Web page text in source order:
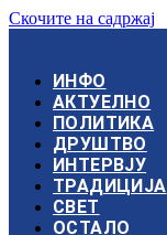
Скочите на садржај
ИНФО
АКТУЕЛНО
ПОЛИТИКА
ДРУШТВО
ИНТЕРВЈУ
ТРАДИЦИЈА
СВЕТ
ОСТАЛО